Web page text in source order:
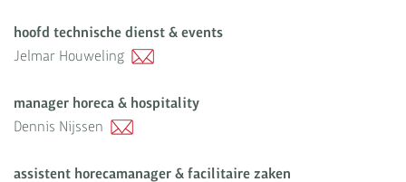
hoofd technische dienst & events
Jelmar Houweling
manager horeca & hospitality
Dennis Nijssen
assistent horecamanager & facilitaire zaken